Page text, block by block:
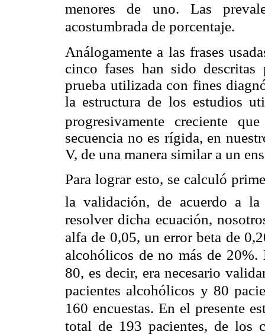
menores de uno. Las
acostumbrada de porcentaje.
Análogamente a las frases
cinco fases han sido
prueba utilizada con fines
la estructura de los estudios
progresivamente creciente
secuencia no es rígida, en
V, de una manera similar a un
Para lograr esto, se calculó
la validación, de acuerdo a
resolver dicha ecuación,
alfa de 0,05, un error beta de
alcohólicos de no más de
80, es decir, era necesario
pacientes alcohólicos y 80
160 encuestas. En el presente
total de 193 pacientes, de los